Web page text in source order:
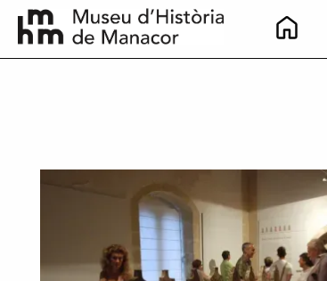
Skip to main content
Main
navigation